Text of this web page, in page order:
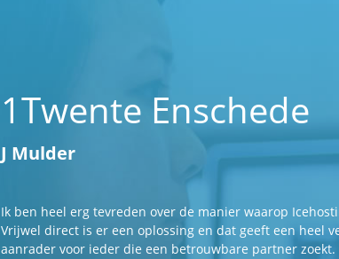
1Twente Enschede
J Mulder
Ik ben heel erg tevreden over de manier waarop
Vrijwel direct is er een oplossing en dat geeft een heel
aanrader voor ieder die een betrouwbare partner zoekt.